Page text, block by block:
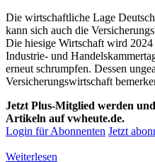
Die wirtschaftliche Lage
kann sich auch die
Die hiesige Wirtschaft wird 2024
Industrie- und
erneut schrumpfen. Dessen
Versicherungswirtschaft
Jetzt Plus-Mitglied werden
Artikeln auf vwheute.de.
Login für Abonnenten Jetzt
Weiterlesen